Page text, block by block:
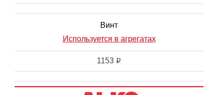
Винт
Используется в агрегатах
1153 i